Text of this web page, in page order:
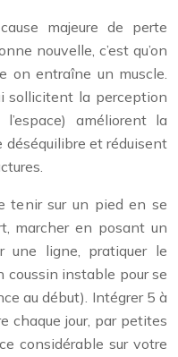
majeure de perte
nouvelle, c’est qu’on
on entraîne un muscle.
sollicitent la perception
améliorent la
déséquilibre et réduisent
tenir sur un pied en se
marcher en posant un
une ligne, pratiquer le
coussin instable pour se
au début). Intégrer 5 à
chaque jour, par petites
considérable sur votre